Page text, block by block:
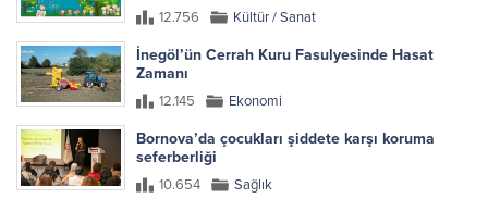
12.756 Kültür / Sanat
İnegöl’ün Cerrah Kuru Fasulyesinde Hasat
Zamanı
12.145 Ekonomi
Bornova’da çocukları şiddete karşı koruma
seferberliği
10.654 Sağlık